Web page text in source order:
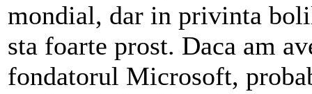
mondial, dar in privinta
sta foarte prost. Daca am
fondatorul Microsoft,